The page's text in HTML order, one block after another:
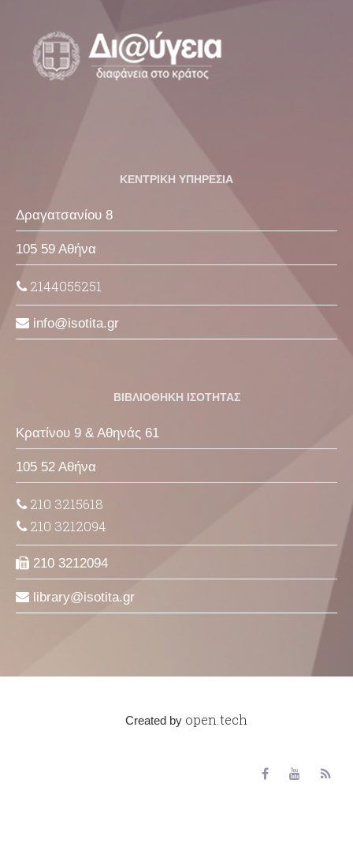
ΚΕΝΤΡΙΚΗ ΥΠΗΡΕΣΙΑ
Δραγατσανίου 8
105 59 Αθήνα
2144055251
info isotita gr
ΒΙΒΛΙΟΘΗΚΗ ΙΣΟΤΗΤΑΣ
Κρατίνου 9 & Αθηνάς 61
105 52 Αθήνα
210 3215618
210 3212094
210 3212094
library isotita gr
Created by open.tech